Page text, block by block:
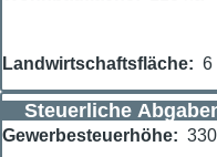
Landwirtschaftsfläche 6
Steuerliche
Gewerbesteuerhöhe